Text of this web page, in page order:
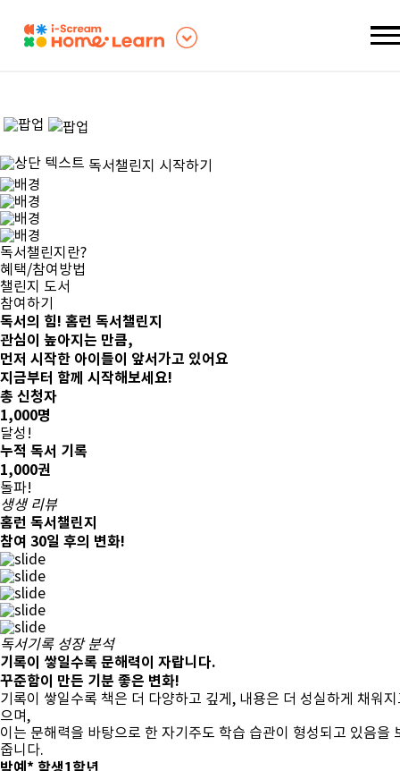
독서챌린지 시작하기
독서챌린지란?
혜택/참여방법
챌린지 도서
참여하기
독서의 힘! 홈런 독서챌린지
관심이 높아지는 만큼,
먼저 시작한 아이들이 앞서가고 있어요
지금부터 함께 시작해보세요!
총 신청자
1,000명
달성!
누적 독서 기록
1,000권
돌파!
생생 리뷰
홈런 독서챌린지
참여 30일 후의 변화!
독서기록 성장 분석
기록이 쌓일수록 문해력이 자랍니다.
꾸준함이 만든 기분 좋은 변화!
기록이 쌓일수록 책은 더 다양하고 깊게, 내용은 더 성실하게 채워
으며,
이는 문해력을 바탕으로 한 자기주도 학습 습관이 형성되고 있음을
줍니다.